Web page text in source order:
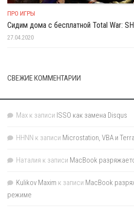
ПРО ИГРЫ
Сидим дома с бесплатной Total War:
27.04.2020
СВЕЖИЕ КОММЕНТАРИИ
Max к записи ISSO как замена Disqus
HHNN к записи Microstation, VBA и
Наталия к записи MacBook
Kulikov Maxim к записи MacBook
режиме